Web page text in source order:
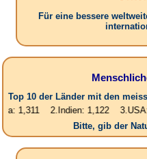
Für eine bessere
Top 10 der Länder mit den
2.Indien: 1,122 3.USA: 300
Bitte, gib der